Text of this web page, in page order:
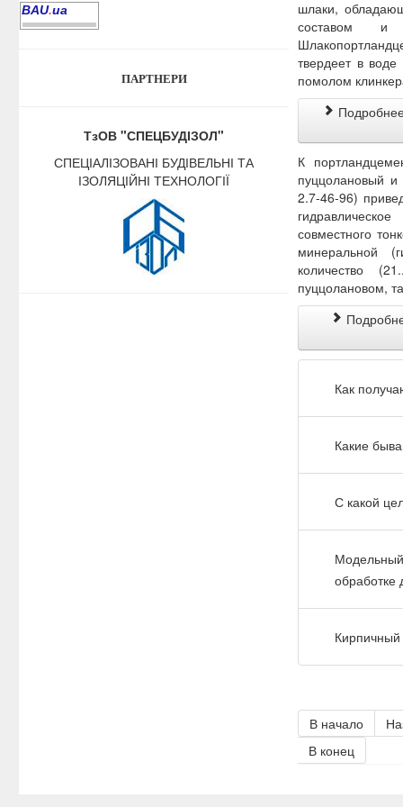
BAU.ua
ПАРТНЕРИ
ТзОВ "СПЕЦБУДІЗОЛ"
СПЕЦІАЛІЗОВАНІ БУДІВЕЛЬНІ ТА
ІЗОЛЯЦІЙНІ ТЕХНОЛОГІЇ
шлаки,
составом и
твердеет в
помолом
К
пуццолановый
2.7-46-96)
совместного
минеральной
количество
пуццолановом,
Как
Какие
С какой
обработке
Кирпичный
В начало
В конец